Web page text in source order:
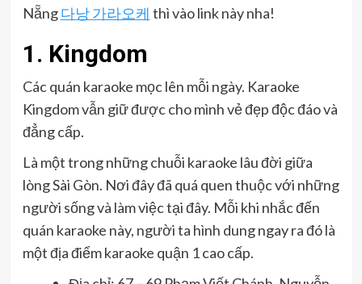
Nẵng다낭 가라오케 thì vào link này nha!
1. Kingdom
Các quán karaoke mọc lên mỗi ngày. Karaoke
Kingdom vẫn giữ được cho mình vẻ đẹp độc đáo và
đẳng cấp.
Là một trong những chuỗi karaoke lâu đời giữa
lòng Sài Gòn. Nơi đây đã quá quen thuộc với những
người sống và làm việc tại đây. Mỗi khi nhắc đến
quán karaoke này, người ta hình dung ngay ra đó là
một địa điểm karaoke quận 1 cao cấp.